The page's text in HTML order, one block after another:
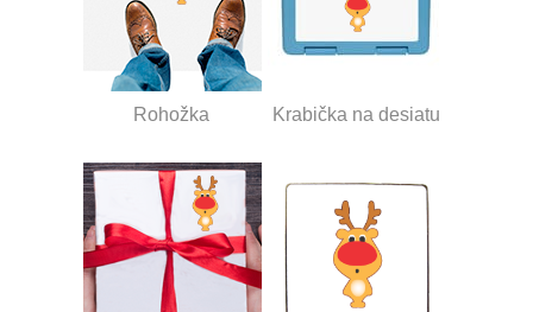
Rohožka Krabička na desiatu